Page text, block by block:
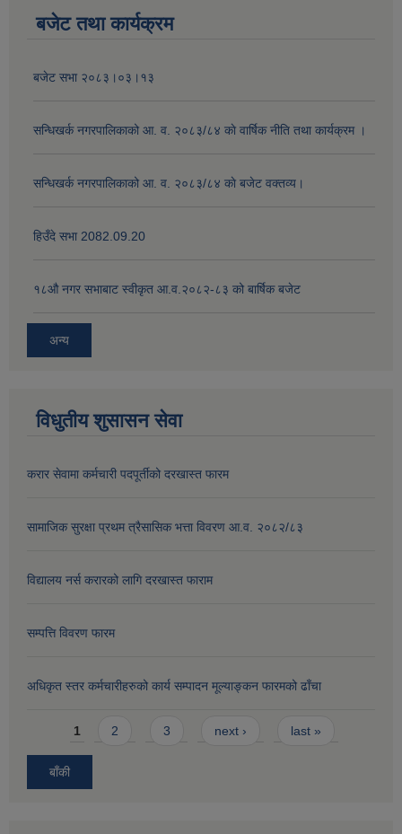
बजेट तथा कार्यक्रम
बजेट सभा २०८३।०३।१३
सन्धिखर्क नगरपालिकाको आ. व. २०८३/८४ काे वार्षिक नीति तथा कार्यक्रम ।
सन्धिखर्क नगरपालिकाको आ. व. २०८३/८४ काे बजेट वक्तव्य।
हिउँदे सभा 2082.09.20
१८‍औ नगर सभाबाट स्वीकृत आ.व.२०८२-८३ को बार्षिक बजेट
अन्य
विधुतीय शुसासन सेवा
करार सेवामा कर्मचारी पदपूर्तीको दरखास्त फारम
सामाजिक सुरक्षा प्रथम त्रैसासिक भत्ता विवरण आ.व. २०८२/८३
विद्यालय नर्स करारको लागि दरखास्त फाराम
सम्पत्ति विवरण फारम
अधिकृत स्तर कर्मचारीहरुको कार्य सम्पादन मूल्याङ्कन फारमको ढाँचा
Pages
1 2 3 next › last »
बाँकी